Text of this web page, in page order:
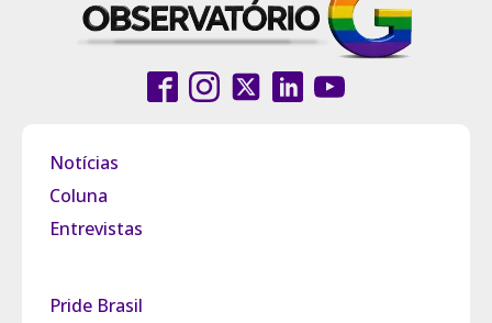
Notícias
Coluna
Entrevistas
Pride Brasil